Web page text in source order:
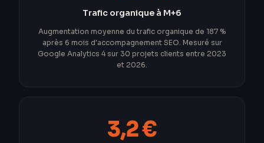
Trafic organique à M+6
Augmentation moyenne du trafic organique de 187 %
après 6 mois d'accompagnement SEO. Mesuré sur
Google Analytics 4 sur 30 projets clients entre 2023
et 2026.
3,2 €